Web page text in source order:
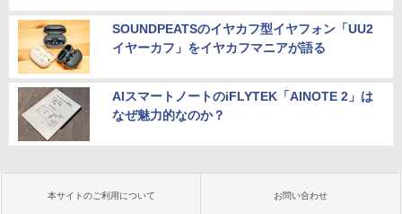
SOUNDPEATSのイヤカフ型イヤフォン「UU2
イヤーカフ」をイヤカフマニアが語る
AIスマートノートのiFLYTEK「AINOTE 2」は
なぜ魅力的なのか？
本サイトのご利用について お問い合わせ